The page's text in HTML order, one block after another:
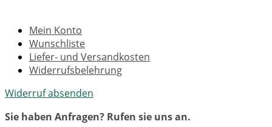
Mein Konto
Wunschliste
Liefer- und Versandkosten
Widerrufsbelehrung
Widerruf absenden
Sie haben Anfragen? Rufen sie uns an.